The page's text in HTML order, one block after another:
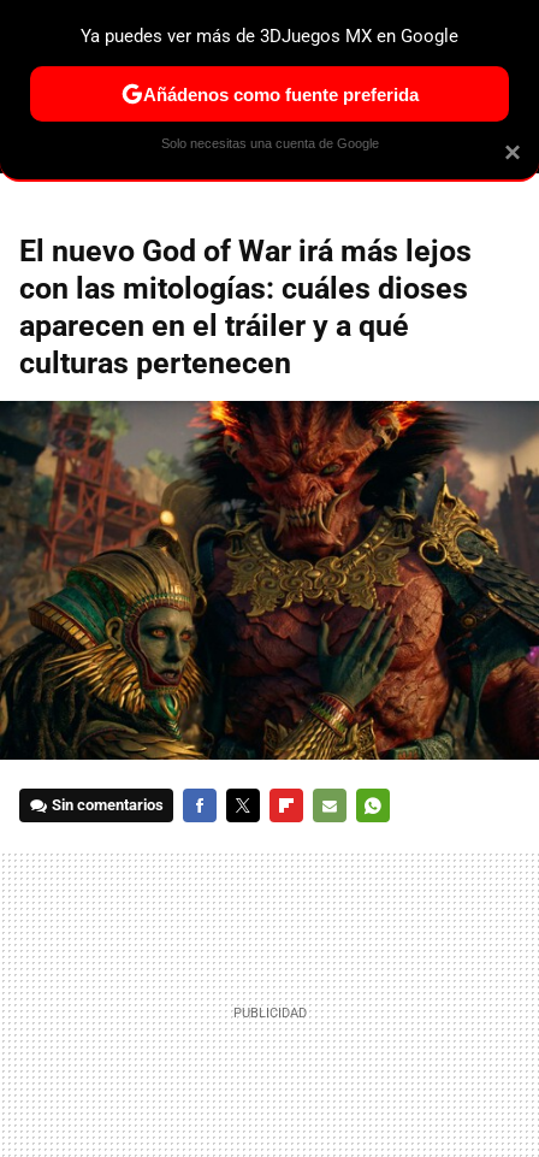
ESPECIALES PS5 NINTENDO SWITCH 2 XBOX
El nuevo God of War irá más lejos
con las mitologías: cuáles dioses
aparecen en el tráiler y a qué
culturas pertenecen
Sin comentarios
MAIL
×
Ya puedes ver más de 3DJuegos MX en Google
Añádenos como fuente preferida
Solo necesitas una cuenta de Google